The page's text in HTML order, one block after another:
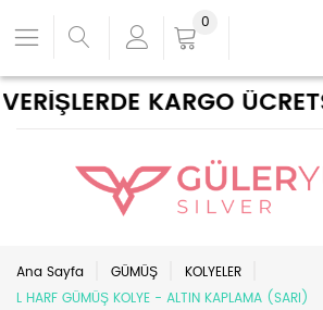
KARGO
0
Ana Sayfa GÜMÜŞ
KOLYELER
L HARF GÜMÜŞ KOLYE - ALTIN KAPLAMA (SARI)